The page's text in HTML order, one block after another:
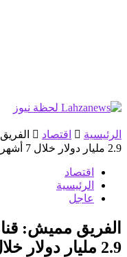
الرئيسية اقتصاد
2.9 مليار دولار خلال 7 أشهر
اقتصاد
الرئيسية
عاجل
الفريق مميش:
2.9 مليار دولار خلال 7 أشهر